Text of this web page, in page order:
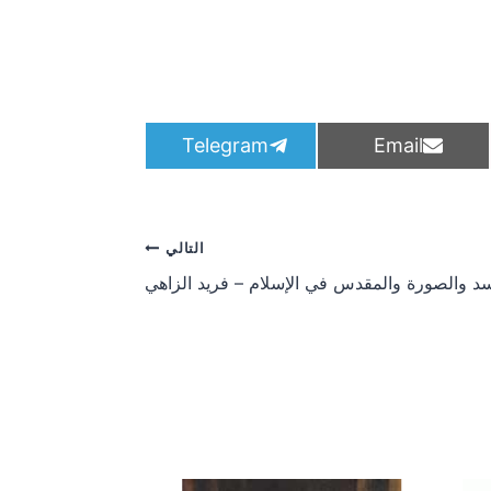
S
h
Email
S
h
Telegram
التالي
والصورة والمقدس في الإسلام – فريد الزاهي